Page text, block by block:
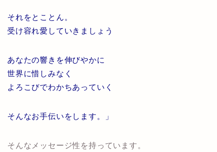
それをとことん。
受け容れ愛していきましょう
あなたの響きを伸びやかに
世界に惜しみなく
よろこびでわかちあっていく
そんなお手伝いをします。」
そんなメッセージ性を持っています。